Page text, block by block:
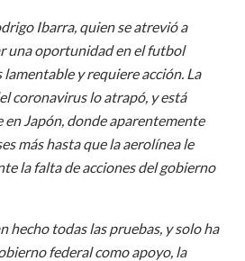
Ibarra, quien se atrevió a
una oportunidad en el futbol
y requiere acción. La
coronavirus lo atrapó, y está
en Japón, donde aparentemente
más hasta que la aerolínea le
la falta de acciones del gobierno
hecho todas las pruebas, y solo ha
federal como apoyo, la